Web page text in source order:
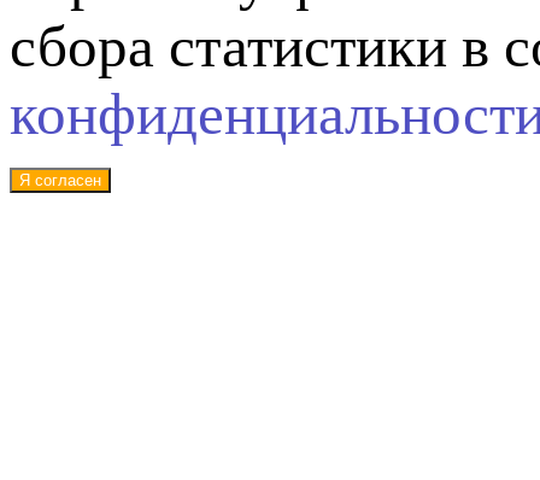
сбора статистики в
Я согласен